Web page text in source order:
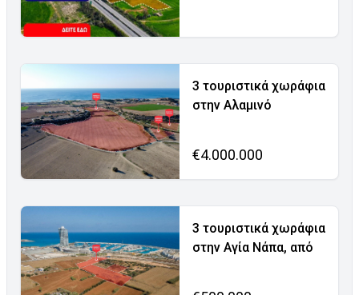
3 τουριστικά χωράφια
στην Αλαμινό
€4.000.000
3 τουριστικά χωράφια
στην Αγία Νάπα, από